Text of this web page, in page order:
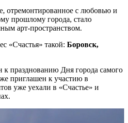
отремонтированное с любовью и
прошлому города, стало
арт-пространством.
«Счастья» такой: Боровск,
к празднованию Дня города самого
приглашен к участию в
уже уехали в «Счастье» и